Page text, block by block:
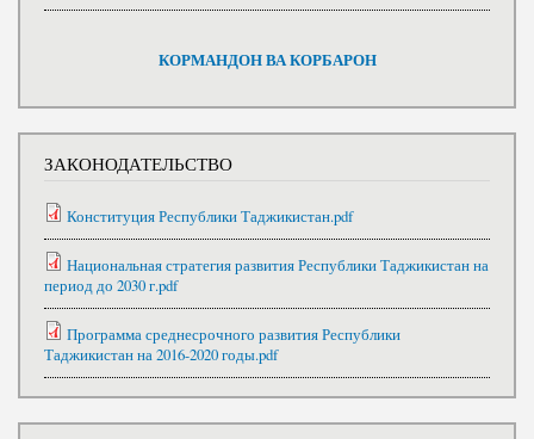
КОРМАНДОН ВА КОРБАРОН
ЗАКОНОДАТЕЛЬСТВО
Конституция Республики Таджикистан.pdf
Национальная стратегия развития Республики Таджикистан на
период до 2030 г.pdf
Программа среднесрочного развития Республики
Таджикистан на 2016-2020 годы.pdf